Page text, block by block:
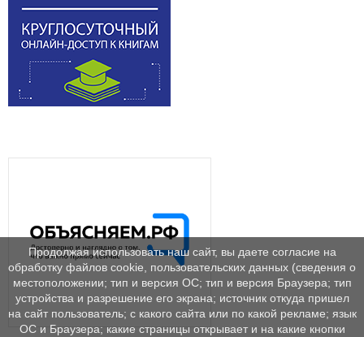
Продолжая использовать наш сайт, вы даете согласие на
обработку файлов cookie, пользовательских данных (сведения о
местоположении; тип и версия ОС; тип и версия Браузера; тип
устройства и разрешение его экрана; источник откуда пришел
на сайт пользователь; с какого сайта или по какой рекламе; язык
ОС и Браузера; какие страницы открывает и на какие кнопки